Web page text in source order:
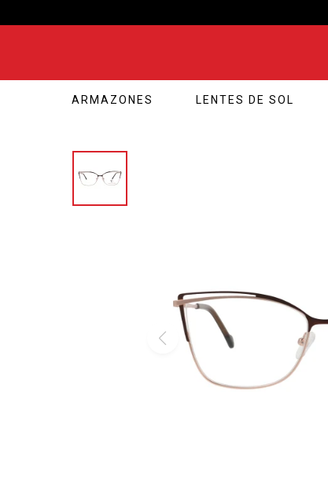
ARMAZONES LENTES DE SOL